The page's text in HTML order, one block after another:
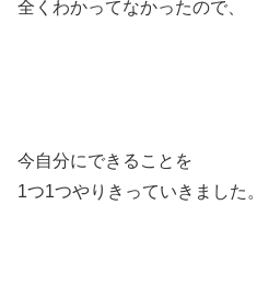
全くわかってなかったので、
今自分にできることを
1つ1つやりきっていきました。